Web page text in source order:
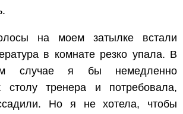
на моем затылке встали
в комнате резко упала. В
случае я бы немедленно
столу тренера и потребовала,
Но я не хотела, чтобы